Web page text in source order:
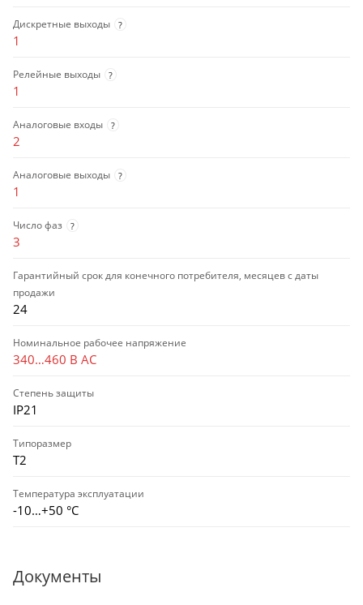
Дискретные выходы ?
1
Релейные выходы ?
1
Аналоговые входы ?
2
Аналоговые выходы ?
1
Число фаз ?
3
Гарантийный срок для конечного потребителя, месяцев с даты
продажи
24
Номинальное рабочее напряжение
340…460 В AC
Степень защиты
IP21
Типоразмер
Т2
Температура эксплуатации
-10…+50 °С
Документы